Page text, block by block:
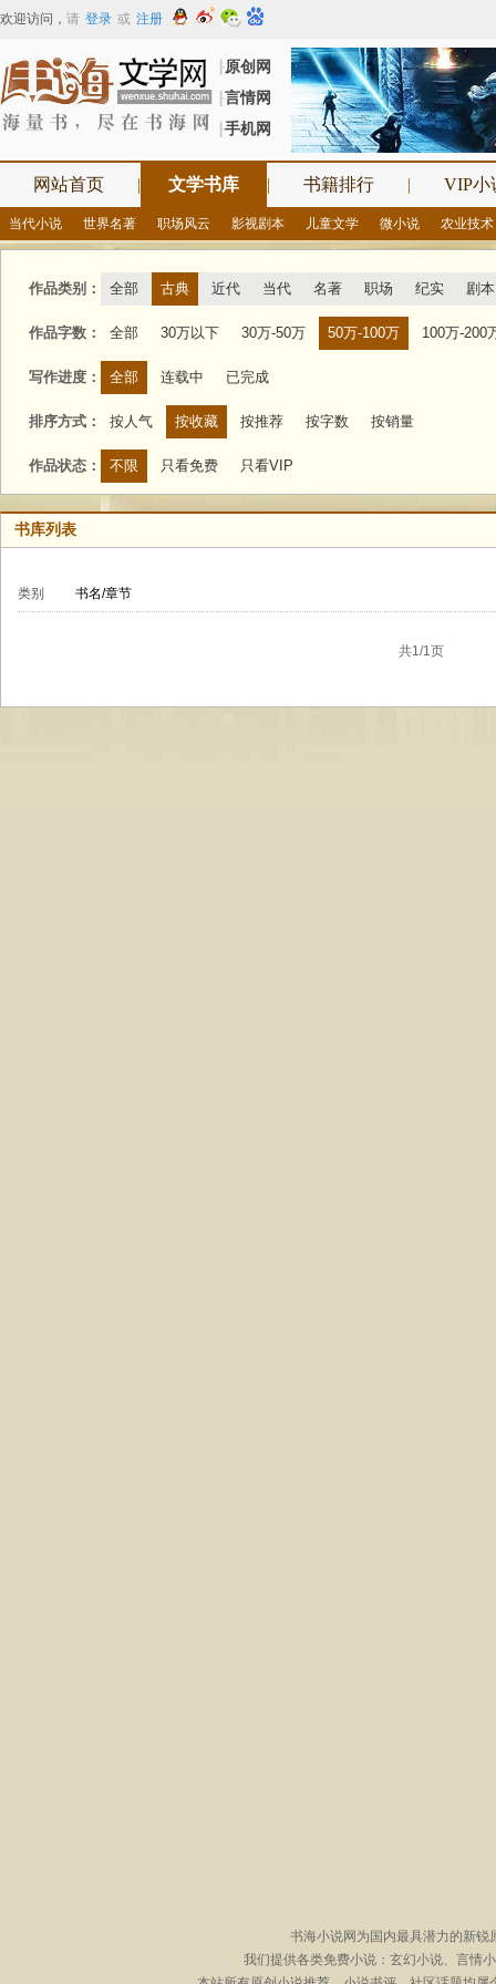
欢迎访问 ， 请 登录 或 注册
┠原创网
┠言情网
┠手机网
网站首页 | 文学书库 | 书籍排行 | VIP小
当代小说 世界名著 职场风云 影视剧本 儿童文学 微小说 农业技术
作品类别： 全部 古典 近代 当代 名著 职场 纪实 剧本
作品字数： 全部 30万以下 30万-50万 50万-100万 100万-200
写作进度： 全部 连载中 已完成
排序方式： 按人气 按收藏 按推荐 按字数 按销量
作品状态： 不限 只看免费 只看VIP
书库列表
类别 书名/章节
共1/1页
书海小说网为国内最具潜力的新
我们提供各类免费小说：玄幻小说、言情